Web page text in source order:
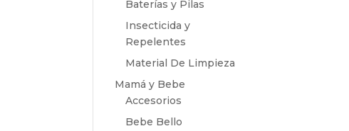
Baterías y Pilas
Insecticida y
Repelentes
Material De Limpieza
Mamá y Bebe
Accesorios
Bebe Bello